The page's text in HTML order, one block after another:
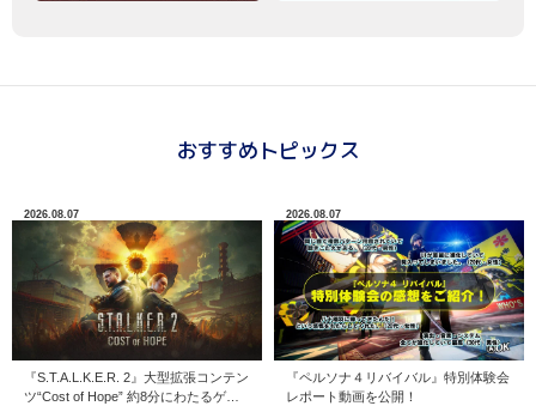
おすすめトピックス
2026.08.07
『S.T.A.L.K.E.R. 2』大型拡張コンテン
ツ“Cost of Hope” 約8分にわたるゲー
2026.08.07
『ペルソナ４リバイバル』特別体験会
レポート動画を公開！